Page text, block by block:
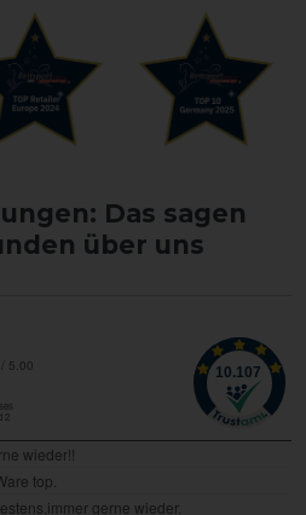
Das sagen
über uns